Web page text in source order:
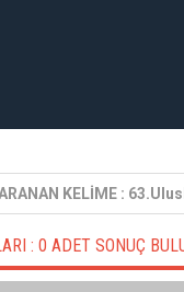
KELİME :
: 0 ADET SONUÇ